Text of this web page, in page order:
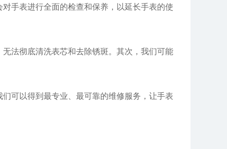
手表进行全面的检查和保养，以延长手表的使
法彻底清洗表芯和去除锈斑。其次，我们可能
可以得到最专业、最可靠的维修服务，让手表